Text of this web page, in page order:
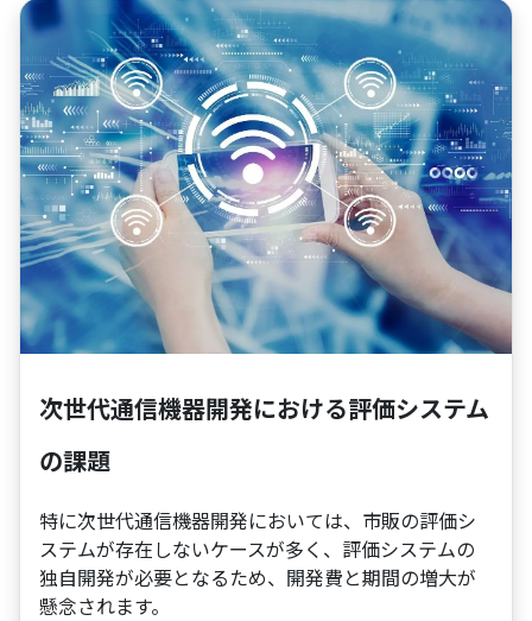
次世代通信機器開発における評価システム
の課題
特に次世代通信機器開発においては、市販の評価シ
ステムが存在しないケースが多く、評価システムの
独自開発が必要となるため、開発費と期間の増大が
懸念されます。